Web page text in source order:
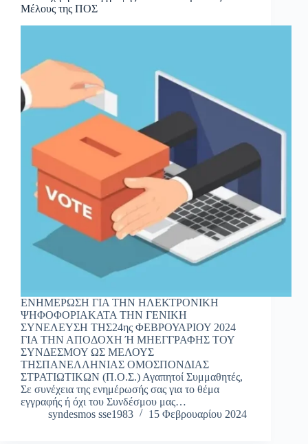
Μέλους της ΠΟΣ
ΕΝΗΜΕΡΩΣΗ ΓΙΑ ΤΗΝ ΗΛΕΚΤΡΟΝΙΚΗ
ΨΗΦΟΦΟΡΙΑΚΑΤΑ ΤΗΝ ΓΕΝΙΚΗ
ΣΥΝΕΛΕΥΣΗ ΤΗΣ24ης ΦΕΒΡΟΥΑΡΙΟΥ 2024
ΓΙΑ ΤΗΝ ΑΠΟΔΟΧΗ Ή ΜΗΕΓΓΡΑΦΗΣ ΤΟΥ
ΣΥΝΔΕΣΜΟΥ ΩΣ ΜΕΛΟΥΣ
ΤΗΣΠΑΝΕΛΛΗΝΙΑΣ ΟΜΟΣΠΟΝΔΙΑΣ
ΣΤΡΑΤΙΩΤΙΚΩΝ (Π.Ο.Σ.) Αγαπητοί Συμμαθητές,
Σε συνέχεια της ενημέρωσής σας για το θέμα
εγγραφής ή όχι του Συνδέσμου μας…
syndesmos sse1983
15 Φεβρουαρίου 2024